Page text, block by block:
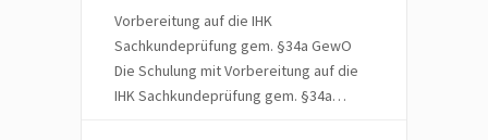
Vorbereitung auf die IHK
Sachkundeprüfung gem. §34a GewO
Die Schulung mit Vorbereitung auf die
IHK Sachkundeprüfung gem. §34a